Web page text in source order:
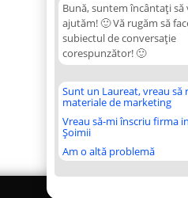
Bună, suntem încântați să
ajutăm! 🙂 Vă rugăm să
subiectul de conversație
corespunzător! 🙂
Sunt un Laureat, vreau să
materiale de marketing
Vreau să-mi înscriu firma
Șoimii
Am o altă problemă